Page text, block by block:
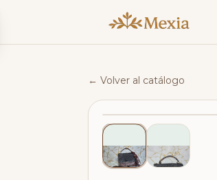
← Volver al catálogo